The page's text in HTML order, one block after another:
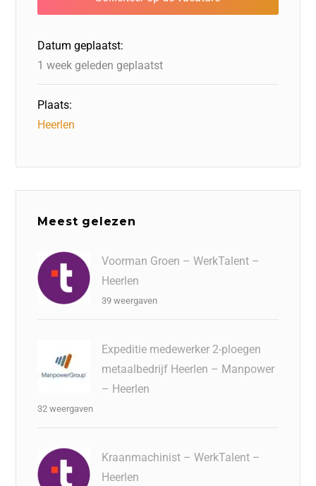
o
o
k
n o
n
s
p
Datum geplaatst:
1 week geleden geplaatst
Plaats:
Heerlen
Meest gelezen
Voorman Groen – WerkTalent –
Heerlen
39 weergaven
Expeditie medewerker 2-ploegen
metaalbedrijf Heerlen – Manpower
– Heerlen
32 weergaven
Kraanmachinist – WerkTalent –
Heerlen